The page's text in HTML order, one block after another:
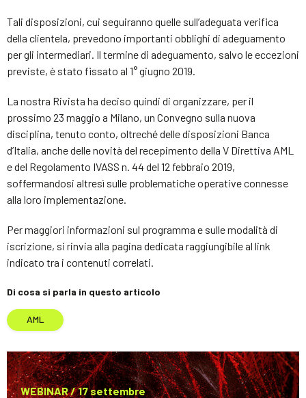
Tali disposizioni, cui seguiranno quelle sull’adeguata verifica
della clientela, prevedono importanti obblighi di adeguamento
per gli intermediari. Il termine di adeguamento, salvo le eccezioni
previste, è stato fissato al 1° giugno 2019.
La nostra Rivista ha deciso quindi di organizzare, per il
prossimo 23 maggio a Milano, un Convegno sulla nuova
disciplina, tenuto conto, oltreché delle disposizioni Banca
d’Italia, anche delle novità del recepimento della V Direttiva AML
e del Regolamento IVASS n. 44 del 12 febbraio 2019,
soffermandosi altresì sulle problematiche operative connesse
alla loro implementazione.
Per maggiori informazioni sul programma e sulle modalità di
iscrizione, si rinvia alla pagina dedicata raggiungibile al link
indicato tra i contenuti correlati.
Di cosa si parla in questo articolo
AML
WEBINAR / 17 settembre